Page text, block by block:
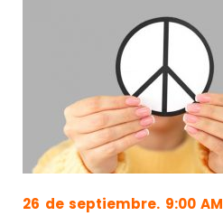
26 de septiembre. 9:00